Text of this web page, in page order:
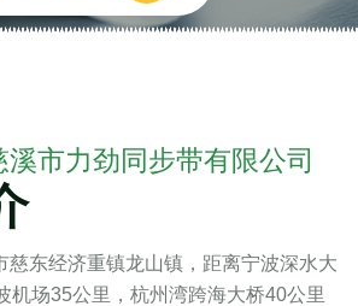
市力劲同步带有限公司
慈东经济重镇龙山镇，距离宁波深水大
机场35公里，杭州湾跨海大桥40公里